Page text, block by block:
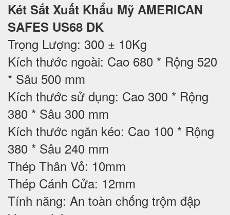
Két Sắt Xuất Khẩu Mỹ AMERICAN
SAFES US68 DK
Trọng Lượng: 300 ± 10Kg
Kích thước ngoài: Cao 680 * Rộng 520
* Sâu 500 mm
Kích thước sử dụng: Cao 300 * Rộng
380 * Sâu 300 mm
Kích thước ngăn kéo: Cao 100 * Rộng
380 * Sâu 240 mm
Thép Thân Vỏ: 10mm
Thép Cánh Cửa: 12mm
Tính năng: An toàn chống trộm đập